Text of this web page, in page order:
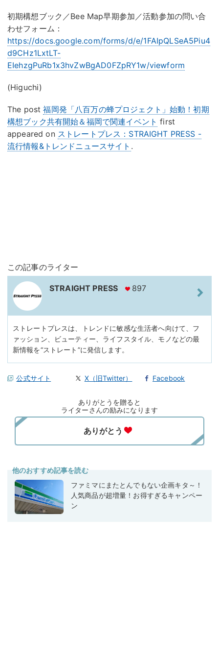
初期構想ブック／Bee Map早期参加／活動参加の問い合
わせフォーム：
https://docs.google.com/forms/d/e/1FAIpQLSeA5Piu4
d9CHz1LxtLT-
EIehzgPuRb1x3hvZwBgAD0FZpRY1w/viewform
(Higuchi)
The post福岡発「八百万の蜂プロジェクト」始動！初期
構想ブック共有開始＆福岡で関連イベント first
appeared on ストレートプレス：STRAIGHT PRESS -
流行情報&トレンドニュースサイト .
この記事のライター
STRAIGHT PRESS 897
ストレートプレスは、トレンドに敏感な生活者へ向けて、フ
ァッション、ビューティー、ライフスタイル、モノなどの最
新情報を“ストレート”に発信します。
公式サイト X（旧Twitter） Facebook
ありがとうを贈ると
ライターさんの励みになります
他のおすすめ記事を読む
ファミマにまたとんでもない企画キタ～！
人気商品が超増量！お得すぎるキャンペー
ン